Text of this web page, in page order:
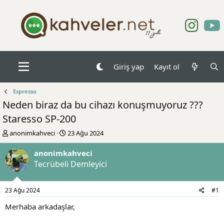
Giriş yap Kayıt ol
Espresso
Neden biraz da bu cihazı konuşmuyoruz ???
Staresso SP-200
K
o
n
b
u
u
b
a
anonimkahveci
B
a
ş
l
a
ı
ç
23 Ağu 2024
anonimkahveci
Tecrübeli Demleyici
23 Ağu 2024 #1
Merhaba arkadaşlar,